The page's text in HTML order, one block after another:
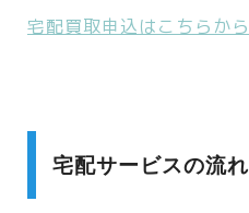
宅配買取申込はこちらから
宅配サービスの流れ